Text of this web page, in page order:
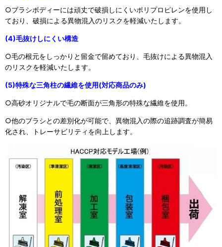
○ブラシボディーには頑丈で破損しにくいポリプロピレンを使用し
ており、破損による異物混入のリスクを軽減いたします。
(4)毛抜けしにくい構造
○毛の根元をしっかりと留金で留めており、毛抜けによる異物混入
のリスクを軽減いたします。
(5)特殊な三角柱の繊維を使用(対応商品のみ)
○高砂オリジナルで毛の断面が三角形の特殊な繊維を使用。
○他のブラシとの差別化が可能で、異物混入の際の追跡調査が簡易
化され、トレーサビリティを向上します。